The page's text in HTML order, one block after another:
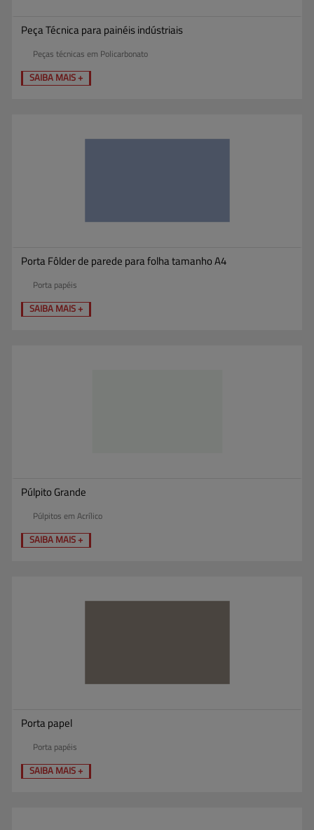
Peça Técnica para painéis indústriais
Peças técnicas em Policarbonato
SAIBA MAIS +
Porta Fôlder de parede para folha tamanho A4
Porta papéis
SAIBA MAIS +
Púlpito Grande
Púlpitos em Acrílico
SAIBA MAIS +
Porta papel
Porta papéis
SAIBA MAIS +